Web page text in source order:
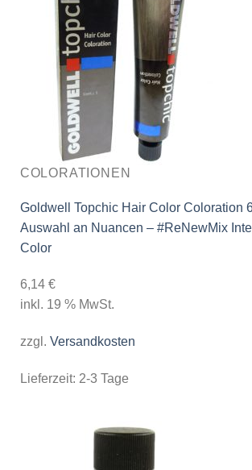
COLORATIONEN
Goldwell Topchic Hair Color Coloration
Auswahl an Nuancen – #ReNewMix
Color
6,14 €
inkl. 19 % MwSt.
zzgl. Versandkosten
Lieferzeit: 2-3 Tage